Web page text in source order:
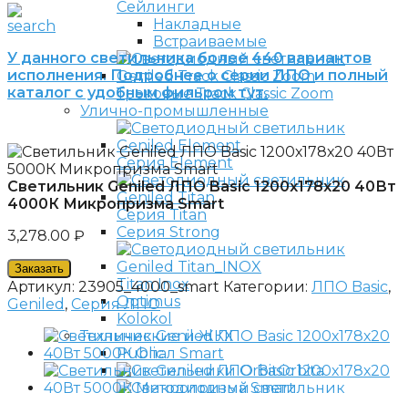
Сейлинги
Накладные
Встраиваемые
Трековые Track Classic Zoom
Улично-промышленные
Серия Element
Серия Titan
Серия Strong
Titan Inox
Optimus
Kolokol
Технические и ЖКХ
Public
Orbita
У данного светильника более 440 вариантов
исполнения. Подробнее о серии ЛПО и полный
каталог с удобным фильром тут.
Светильник Geniled ЛПО Basic 1200х178х20 40Вт
4000К Микропризма Smart
3,278.00 ₽
Заказать
Артикул: 23905_4000_smart Категории: ЛПО Basic,
Geniled , Серия ЛПО